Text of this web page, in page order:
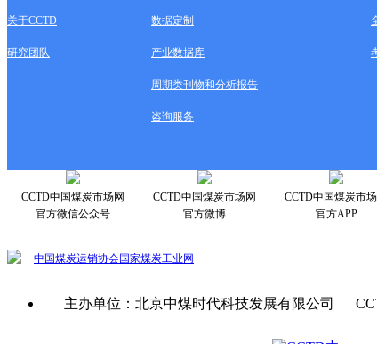
关于CCTD 数据定制
研究团队 产业数据库
周期类刊物和分析报告
咨询服务
CCTD中国煤炭市场网
官方微信公众号
CCTD中国煤炭市场网
官方微博
CCTD中国煤炭市
官方APP
中国煤炭运销协会国家煤炭工业网
主办单位：北京中煤时代科技发展有限公司